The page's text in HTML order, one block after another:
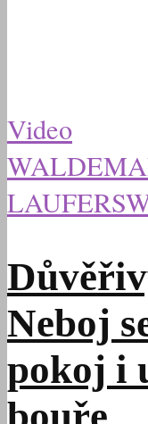
Video
Neboj
pokoj i